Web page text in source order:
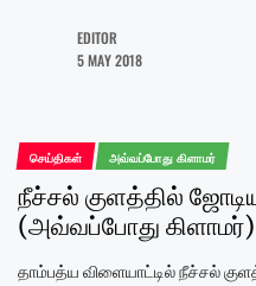
EDITOR
5 MAY 2018
செய்திகள் அவ்வப்போது கிளாமர்
நீச்சல் குளத்தில்
(அவ்வப்போது கிளாமர்)
தாம்பத்ய விளையாட்டில் நீச்சல்